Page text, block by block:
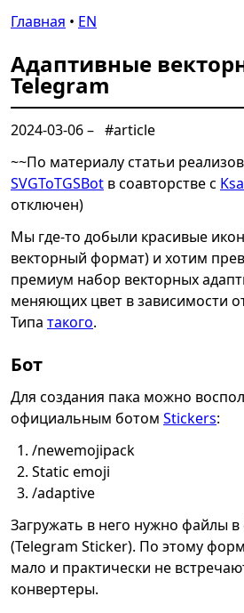
Главная • EN
Адаптивные
Telegram
2024-03-06– #article
~~По материалу статьи
SVGToTGSBot в соавторстве с
отключен)
Мы где-то добыли красивые
векторный формат) и хотим
премиум набор векторных
меняющих цвет в зависимости
Типа такого.
Бот
Для создания пака можно
официальным ботом Stickers:
/newemojipack
Static emoji
/adaptive
Загружать в него нужно файлы в
(Telegram Sticker). По этому
мало и практически не
конвертеры.